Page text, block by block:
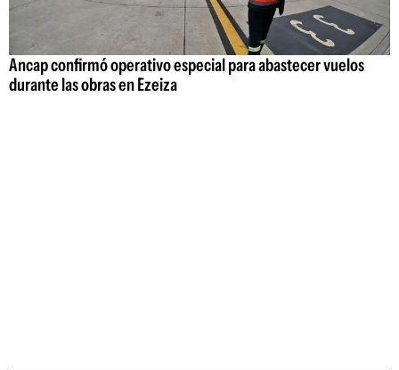
Ancap confirmó operativo especial para abastecer vuelos
durante las obras en Ezeiza